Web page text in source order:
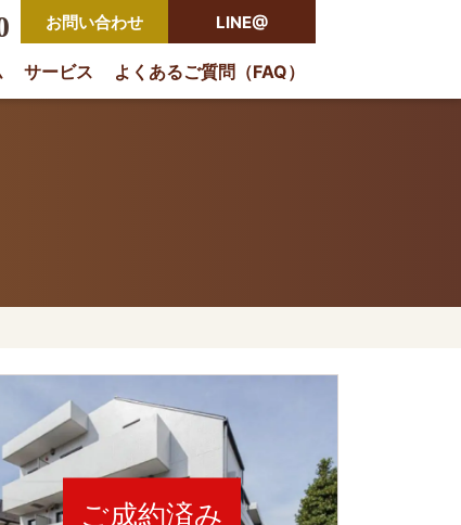
お問い合わせ LINE@
サービス よくあるご質問（FAQ）
ご成約済み